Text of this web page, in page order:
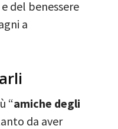
del benessere
a
“amiche degli
da aver